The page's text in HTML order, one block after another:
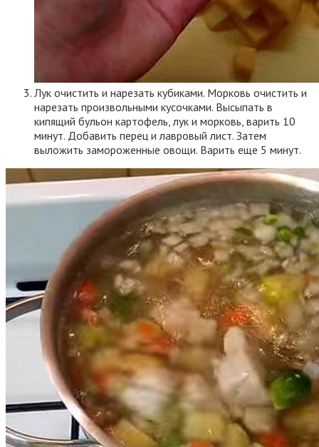
Лук очистить и нарезать кубиками. Морковь очистить и
нарезать произвольными кусочками. Высыпать в
кипящий бульон картофель, лук и морковь, варить 10
минут. Добавить перец и лавровый лист. Затем
выложить замороженные овощи. Варить еще 5 минут.